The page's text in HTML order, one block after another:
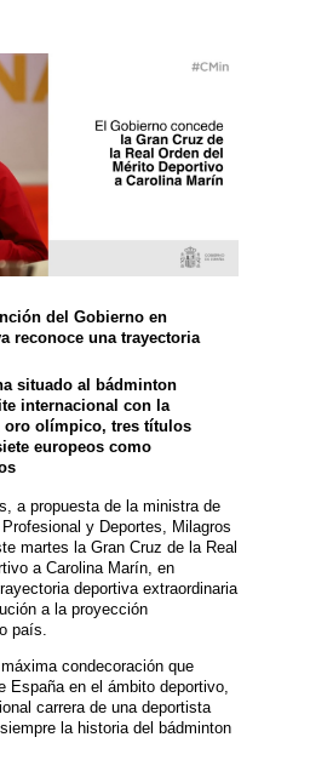
del Gobierno en
reconoce una trayectoria
situado al bádminton
internacional con la
oro olímpico, tres títulos
europeos como
a propuesta de la ministra de
y Deportes, Milagros
martes la Gran Cruz de la Real
a Carolina Marín, en
deportiva extraordinaria
a la proyección
país.
condecoración que
España en el ámbito deportivo,
carrera de una deportista
la historia del bádminton